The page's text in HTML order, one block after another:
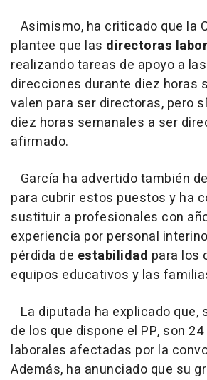
Asimismo, ha criticado que la
plantee que las directoras
realizando tareas de apoyo a
direcciones durante diez horas
valen para ser directoras, pero
diez horas semanales a ser
afirmado.
García ha advertido también
para cubrir estos puestos y ha
sustituir a profesionales con
experiencia por personal
pérdida de estabilidad para los
equipos educativos y las
La diputada ha explicado que,
de los que dispone el PP, son
laborales afectadas por la
Además, ha anunciado que su